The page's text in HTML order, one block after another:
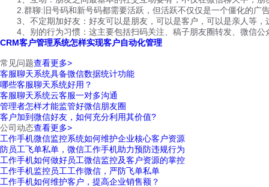
2.群聊:旧号码和新号码都需要活跃，但活跃不仅仅是一个僵化的广
3、不定期加好友：好友可以是朋友，可以是客户，可以是亲人等，
4、别的行为习惯：这主要包括扫码关注、稿子朋友圈转发、微信公
CRM客户管理系统怎样实现客户自动化管理
常见问题查看更多>
客服聊天系统具备微信数据统计功能
哪些客服聊天系统好用？
客服聊天系统云客服一对多沟通
管理者怎样才能监管好微信朋友圈
客户加到微信好友，如何充分利用其价值?
公司动态查看更多>
工作手机微信监控系统如何维护企业核心客户资源
防员工飞单私单，微信工作手机助力预防违规行为
工作手机如何做好员工微信监控及客户资源的掌控
工作手机监控员工工作微信，严防飞单私单
工作手机如何维护客户，提高企业销售额？